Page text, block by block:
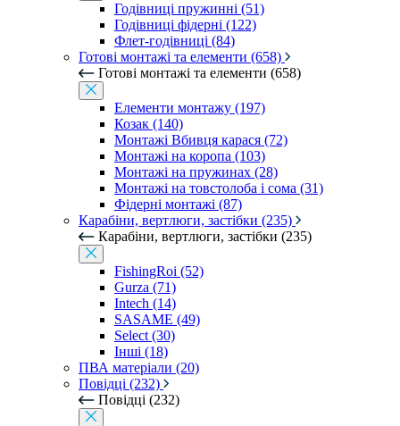
Годівниці пружинні (51)
Годівниці фідерні (122)
Флет-годівниці (84)
Готові монтажі та елементи (658)
Готові монтажі та елементи (658)
Елементи монтажу (197)
Козак (140)
Монтажі Вбивця карася (72)
Монтажі на коропа (103)
Монтажі на пружинах (28)
Монтажі на товстолоба і сома (31)
Фідерні монтажі (87)
Карабіни, вертлюги, застібки (235)
Карабіни, вертлюги, застібки (235)
FishingRoi (52)
Gurza (71)
Intech (14)
SASAME (49)
Select (30)
Інші (18)
ПВА матеріали (20)
Повідці (232)
Повідці (232)